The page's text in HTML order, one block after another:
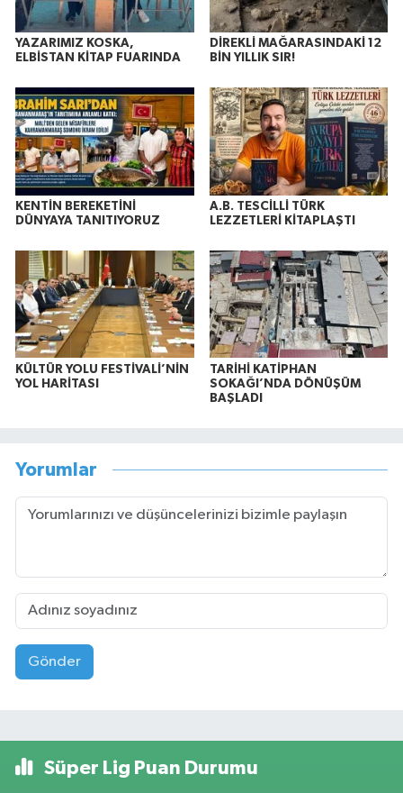
YAZARIMIZ KOSKA,
ELBİSTAN KİTAP FUARINDA
DİREKLİ MAĞARASINDAKİ 12
BİN YILLIK SIR!
KENTİN BEREKETİNİ
DÜNYAYA TANITIYORUZ
A.B. TESCİLLİ TÜRK
LEZZETLERİ KİTAPLAŞTI
KÜLTÜR YOLU FESTİVALİ’NİN
YOL HARİTASI
TARİHİ KATİPHAN
SOKAĞI’NDA DÖNÜŞÜM
BAŞLADI
Yorumlar
Gönder
Süper Lig Puan Durumu